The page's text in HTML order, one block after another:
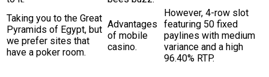
Taking you to the Great
Pyramids of Egypt, but
we prefer sites that
have a poker room.
Advantages
of mobile
casino.
However, 4-row slot
featuring 50 fixed
paylines with medium
variance and a high
96.40% RTP.